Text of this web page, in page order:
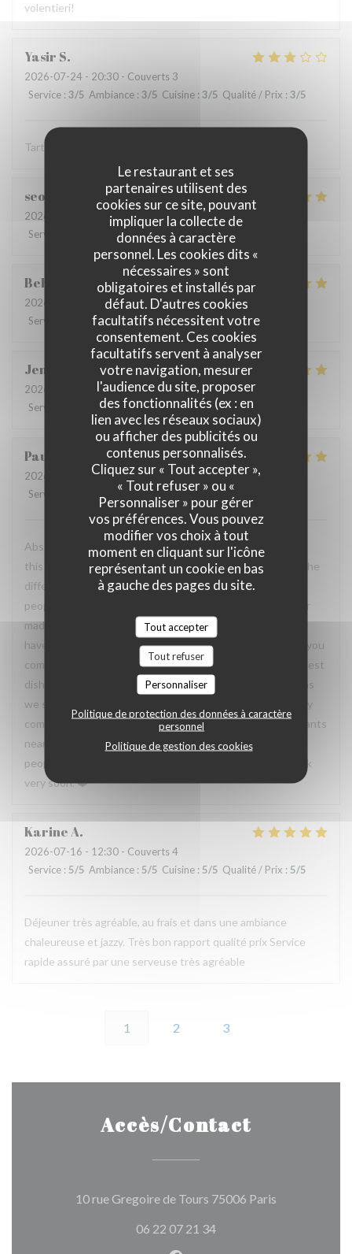
Le restaurant et ses
partenaires utilisent des
cookies sur ce site, pouvant
impliquer la collecte de
données à caractère
personnel. Les cookies dits «
nécessaires » sont
obligatoires et installés par
défaut. D'autres cookies
facultatifs nécessitent votre
consentement. Ces cookies
facultatifs servent à analyser
votre navigation, mesurer
l'audience du site, proposer
des fonctionnalités (ex : en
lien avec les réseaux sociaux)
ou afficher des publicités ou
contenus personnalisés.
Cliquez sur « Tout accepter »,
« Tout refuser » ou «
Personnaliser » pour gérer
vos préférences. Vous pouvez
modifier vos choix à tout
moment en cliquant sur l'icône
représentant un cookie en bas
à gauche des pages du site.
Tout accepter
Tout refuser
Personnaliser
Politique de protection des données à caractère
personnel
Politique de gestion des cookies
volentieri!
Yasir S
2026-07-24 - 20:30 - Couverts 3
Service : 3/5 Ambiance : 3/5 Cuisine : 3/5 Qualité / Prix : 3/5
Tartare est une tuerie mais l'entrecôt est épouvantable
seoyoung
2026-07-24
- 13:30 - Couverts 3
Service
Ambiance: 5/5 Cuisine:5/5 Qualité / Prix
Behrokh
2026-07-24
- 20:30 - Couverts 2
Service
Ambiance: 5/5 Cuisine:5/5 Qualité / Prix
Jen
2026-07-21
- 18:30 - Couverts 7
Service
Ambiance: 5/5 Cuisine: 5/5 Qualité / Prix
Paula
2026-07-19
- 19:30 - Couverts 2
Service
Ambiance : 5/5 Cuisine: 5 /5 Qualité / Prix
Absolutely incredible experience. You can immediately tell
this is a family-run restaurant, and that warmth makes all the
difference. The owners are genuinely some of the nicest
people we’ve met. The husband, wife, and the grandfather
made us feel so welcome. The food was outstanding. 👏 I
have never had duck that was this tender and flavorful. If you
come here, order the preserved duck – it was one of the best
dishes I’ve ever had. 🤌🏼 It’s clear that locals come here as
we saw, which says a lot. The prices are amazing, especially
compared to some of the overpriced, pretentious restaurants
nearby. A true hidden gem with incredible food, wonderful
people, and excellent value. We’ll definitely be coming back
very soon. ❤️
KarineA
2026-07-16 - 12:30 - Couverts 4
Service : 5/5 Ambiance : 5/5 Cuisine : 5/5 Qualité / Prix : 5/5
Déjeuner très agréable, au frais et dans une ambiance
chaleureuse et jazzy. Très bon rapport qualité prix Service
rapide assuré par une serveuse très agréable
1 2 3
Accès/Contact
10 rue Gregoire de Tours 75006 Paris
06 22 07 21 34